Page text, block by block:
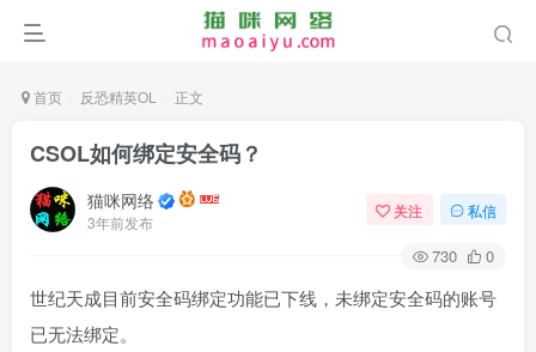
首页 反恐精英OL 正文
CSOL如何绑定安全码？
猫咪网络
3年前发布
关注 私信
730 0
世纪天成目前安全码绑定功能已下线，未绑定安全码的账号
已无法绑定。